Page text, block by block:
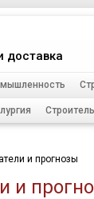
доставка
и прогнозы
и